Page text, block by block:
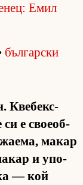
Емил
бъл­гар­ски
Кве­бек­с­
си е сво­еоб­
ма­кар
и упо­
— кой